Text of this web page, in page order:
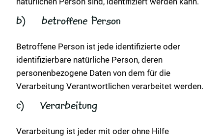
b) betroffene Person
Betroffene Person ist jede identifizierte oder
identifizierbare natürliche Person, deren
personenbezogene Daten von dem für die
Verarbeitung Verantwortlichen verarbeitet werden.
c) Verarbeitung
Verarbeitung ist jeder mit oder ohne Hilfe